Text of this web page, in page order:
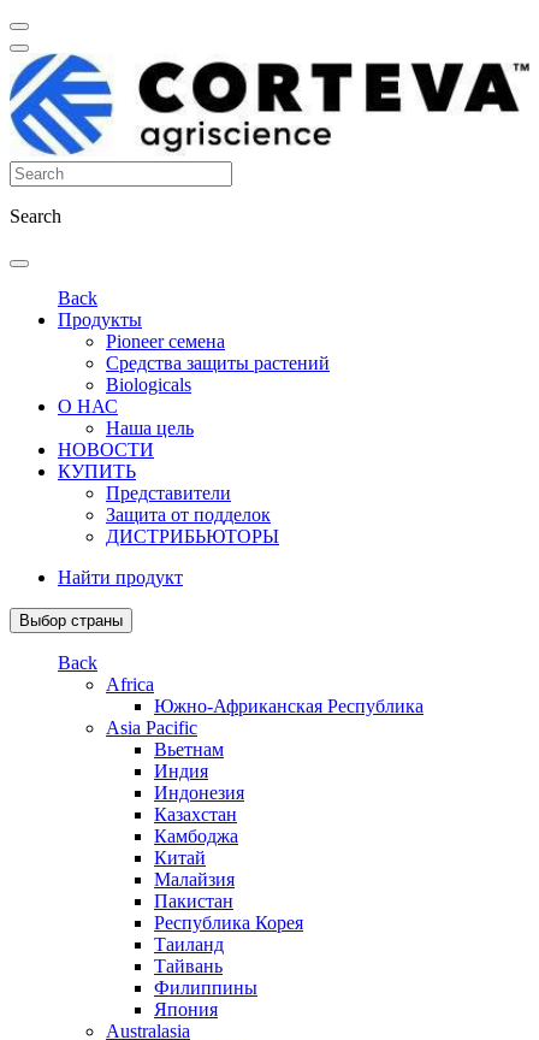
Search
Back
Продукты
Pioneer семена
Средства защиты растений
Biologicals
О НАС
Наша цель
НОВОСТИ
КУПИТЬ
Представители
Защита от подделок
ДИСТРИБЬЮТОРЫ
Найти продукт
Выбор страны
Back
Africa
Южно-Африканская Республика
Asia Pacific
Вьетнам
Индия
Индонезия
Казахстан
Камбоджа
Китай
Малайзия
Пакистан
Республика Корея
Таиланд
Тайвань
Филиппины
Япония
Australasia